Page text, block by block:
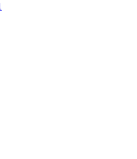
nagrody